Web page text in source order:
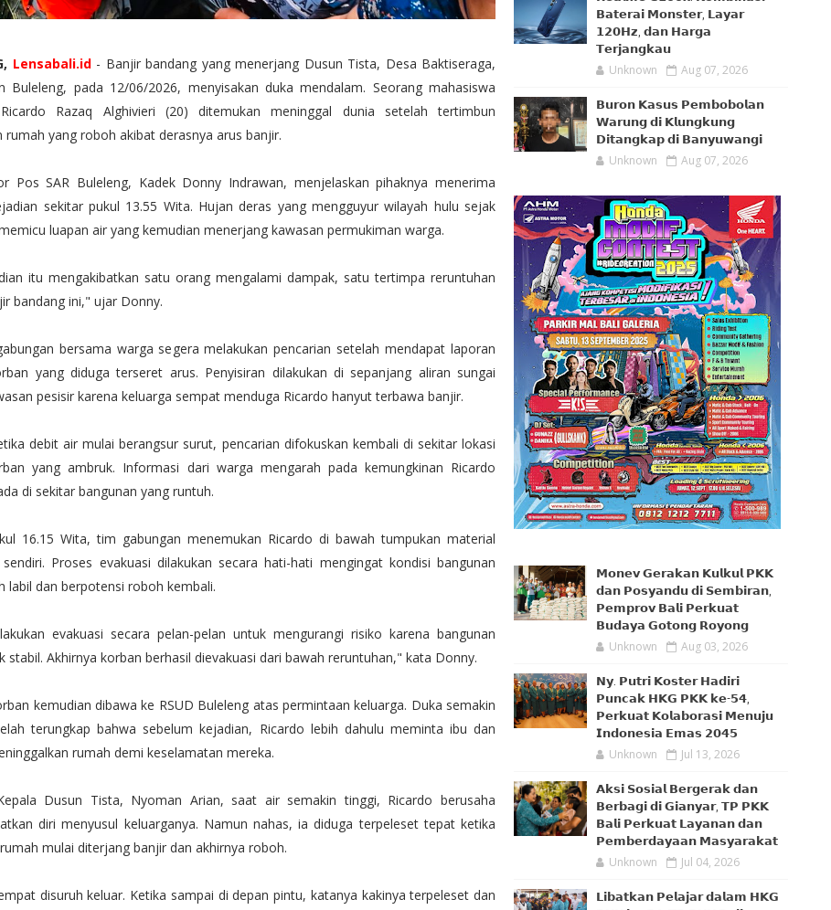
Lensabali.id- Banjir bandang yang menerjang Dusun Tista, Desa Baktiseraga,
Buleleng, pada 12/06/2026, menyisakan duka mendalam. Seorang mahasiswa
Razaq Alghivieri (20) ditemukan meninggal dunia setelah tertimbun
rumah yang roboh akibat derasnya arus banjir.
Pos SAR Buleleng, Kadek Donny Indrawan, menjelaskan pihaknya menerima
sekitar pukul 13.55 Wita. Hujan deras yang mengguyur wilayah hulu sejak
luapan air yang kemudian menerjang kawasan permukiman warga.
itu mengakibatkan satu orang mengalami dampak, satu tertimpa reruntuhan
bandang ini," ujar Donny.
bersama warga segera melakukan pencarian setelah mendapat laporan
yang diduga terseret arus. Penyisiran dilakukan di sepanjang aliran sungai
pesisir karena keluarga sempat menduga Ricardo hanyut terbawa banjir.
debit air mulai berangsur surut, pencarian difokuskan kembali di sekitar lokasi
yang ambruk. Informasi dari warga mengarah pada kemungkinan Ricardo
di sekitar bangunan yang runtuh.
16.15 Wita, tim gabungan menemukan Ricardo di bawah tumpukan material
Proses evakuasi dilakukan secara hati-hati mengingat kondisi bangunan
labil dan berpotensi roboh kembali.
evakuasi secara pelan-pelan untuk mengurangi risiko karena bangunan
stabil. Akhirnya korban berhasil dievakuasi dari bawah reruntuhan," kata Donny.
kemudian dibawa ke RSUD Buleleng atas permintaan keluarga. Duka semakin
terungkap bahwa sebelum kejadian, Ricardo lebih dahulu meminta ibu dan
rumah demi keselamatan mereka.
Dusun Tista, Nyoman Arian, saat air semakin tinggi, Ricardo berusaha
diri menyusul keluarganya. Namun nahas, ia diduga terpeleset tepat ketika
mulai diterjang banjir dan akhirnya roboh.
disuruh keluar. Ketika sampai di depan pintu, katanya kakinya terpeleset dan
𝗕𝗮𝘁𝗲𝗿𝗮𝗶 𝗠𝗼𝗻𝘀𝘁𝗲𝗿, 𝗟𝗮𝘆𝗮𝗿
𝟭𝟮𝟬𝗛𝘇, 𝗱𝗮𝗻 𝗛𝗮𝗿𝗴𝗮
𝗧𝗲𝗿𝗷𝗮𝗻𝗴𝗸𝗮𝘂
Unknown Aug 07, 2026
𝗕𝘂𝗿𝗼𝗻 𝗞𝗮𝘀𝘂𝘀 𝗣𝗲𝗺𝗯𝗼𝗯𝗼𝗹𝗮𝗻
𝗪𝗮𝗿𝘂𝗻𝗴 𝗱𝗶 𝗞𝗹𝘂𝗻𝗴𝗸𝘂𝗻𝗴
𝗗𝗶𝘁𝗮𝗻𝗴𝗸𝗮𝗽 𝗱𝗶 𝗕𝗮𝗻𝘆𝘂𝘄𝗮𝗻𝗴𝗶
Unknown Aug 07, 2026
𝗠𝗼𝗻𝗲𝘃 𝗚𝗲𝗿𝗮𝗸𝗮𝗻 𝗞𝘂𝗹𝗸𝘂𝗹 𝗣𝗞𝗞
𝗱𝗮𝗻 𝗣𝗼𝘀𝘆𝗮𝗻𝗱𝘂 𝗱𝗶 𝗦𝗲𝗺𝗯𝗶𝗿𝗮𝗻,
𝗣𝗲𝗺𝗽𝗿𝗼𝘃 𝗕𝗮𝗹𝗶 𝗣𝗲𝗿𝗸𝘂𝗮𝘁
𝗕𝘂𝗱𝗮𝘆𝗮 𝗚𝗼𝘁𝗼𝗻𝗴 𝗥𝗼𝘆𝗼𝗻𝗴
Unknown Aug 03, 2026
𝗡𝘆. 𝗣𝘂𝘁𝗿𝗶 𝗞𝗼𝘀𝘁𝗲𝗿 𝗛𝗮𝗱𝗶𝗿𝗶
𝗣𝘂𝗻𝗰𝗮𝗸 𝗛𝗞𝗚 𝗣𝗞𝗞 𝗸𝗲-𝟱𝟰,
𝗣𝗲𝗿𝗸𝘂𝗮𝘁 𝗞𝗼𝗹𝗮𝗯𝗼𝗿𝗮𝘀𝗶 𝗠𝗲𝗻𝘂𝗷𝘂
𝗜𝗻𝗱𝗼𝗻𝗲𝘀𝗶𝗮 𝗘𝗺𝗮𝘀 𝟮𝟬𝟰𝟱
Unknown Jul 13, 2026
𝗔𝗸𝘀𝗶 𝗦𝗼𝘀𝗶𝗮𝗹 𝗕𝗲𝗿𝗴𝗲𝗿𝗮𝗸 𝗱𝗮𝗻
𝗕𝗲𝗿𝗯𝗮𝗴𝗶 𝗱𝗶 𝗚𝗶𝗮𝗻𝘆𝗮𝗿, 𝗧𝗣 𝗣𝗞𝗞
𝗕𝗮𝗹𝗶 𝗣𝗲𝗿𝗸𝘂𝗮𝘁 𝗟𝗮𝘆𝗮𝗻𝗮𝗻 𝗱𝗮𝗻
𝗣𝗲𝗺𝗯𝗲𝗿𝗱𝗮𝘆𝗮𝗮𝗻 𝗠𝗮𝘀𝘆𝗮𝗿𝗮𝗸𝗮𝘁
Unknown Jul 04, 2026
𝗟𝗶𝗯𝗮𝘁𝗸𝗮𝗻 𝗣𝗲𝗹𝗮𝗷𝗮𝗿 𝗱𝗮𝗹𝗮𝗺 𝗛𝗞𝗚